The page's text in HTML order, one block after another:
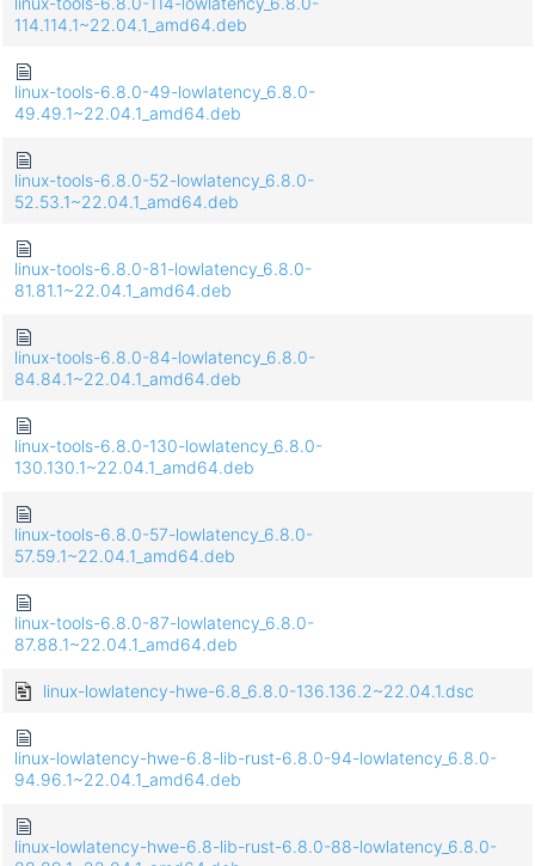
114.114.1~22.04.1_amd64.deb
linux-tools-6.8.0-49-lowlatency_6.8.0-
49.49.1~22.04.1_amd64.deb
linux-tools-6.8.0-52-lowlatency_6.8.0-
52.53.1~22.04.1_amd64.deb
linux-tools-6.8.0-81-lowlatency_6.8.0-
81.81.1~22.04.1_amd64.deb
linux-tools-6.8.0-84-lowlatency_6.8.0-
84.84.1~22.04.1_amd64.deb
linux-tools-6.8.0-130-lowlatency_6.8.0-
130.130.1~22.04.1_amd64.deb
linux-tools-6.8.0-57-lowlatency_6.8.0-
57.59.1~22.04.1_amd64.deb
linux-tools-6.8.0-87-lowlatency_6.8.0-
87.88.1~22.04.1_amd64.deb
linux-lowlatency-hwe-6.8_6.8.0-136.136.2~22.04.1.dsc
linux-lowlatency-hwe-6.8-lib-rust-6.8.0-94-lowlatency_6.8.0-
94.96.1~22.04.1_amd64.deb
linux-lowlatency-hwe-6.8-lib-rust-6.8.0-88-lowlatency_6.8.0-